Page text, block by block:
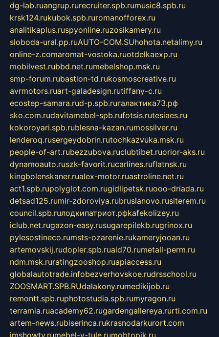
dg-lab.ruangrup.rurecruiter.spb.rumusic8.spb.ru
krsk124.rukubok.spb.ruromanofforex.ru
analitikaplus.ruspyonline.ruzosikamery.ru
sloboda-ural.pp.ruAUTO-COM.SUhohota.netalimy.ru
online-z.comaromat-vostoka.ruotdelkaexp.ru
mobilvest.rubbd.net.rumebelshop.msk.ru
smp-forum.rubastion-td.rukosmoscreative.ru
avrmotors.ruart-galadesign.rutiffany-c.ru
ecostep-samara.rud-p.spb.ruгалактика73.рф
sko.com.rudavitamebel-spb.rufotsis.rutesiaes.ru
kokoroyari.spb.rublesna-kazan.rumossilver.ru
lenderoq.rusergeydobrin.rutochkazvuka.msk.ru
people-of-art.rubezzubova.ruclubtibet.ruorior-aks.ru
dynamoauto.ruszk-favorit.rucarlines.ruflatnsk.ru
kingbolenskaner.rualex-motor.ruastroline.net.ru
act1.spb.rupolyglot.com.rugidlipetsk.ruooo-driada.ru
detsad125.rumir-zdoroviya.rubruslanovo.rusiterem.ru
council.spb.ruлодкипатриот.рфkafekolizey.ru
iclub.net.rugazon-easy.rusugarepilekb.rugrinox.ru
pylesostineco.rumsts-ozarenie.rukameryjooan.ru
artemovskij.rudopler.spb.ruaid70.rumetall-perm.ru
ndm.msk.ruratingzooshop.ruapiaccess.ru
globalautotrade.infobezverhovskoe.rudrsschool.ru
ZOOSMART.SPB.RUdalakony.rumedikijob.ru
remontt.spb.ruphotostudia.spb.rumyragon.ru
terramia.ruacademy62.rugardengallereya.rurti.com.ru
artem-news.rubiserinca.rukrasnodarkurort.com